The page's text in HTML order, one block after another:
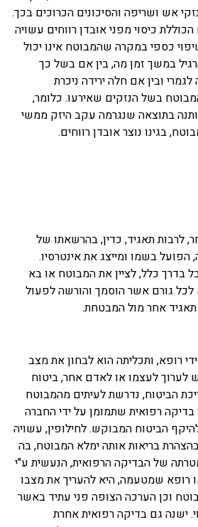
אש ושריפה והסיכונים הכרוכים בכך.
כיסוי מפני אובדן רווחים עשויה
כספי במקרה שהמבוטח אינו יכול
במשך זמן מה, בין אם בשל כך
ובין אם חלה ירידה ניכרת
בשל הנזקים שאירעו. כלומר,
בתוצאה שנגרמה עקב היזק ממשי
בגינו נוצר אובדן רווחים.
לרבות תאגיד, כדין, בהרשאתו של
בשמו ומייצג את אינטרסיו.
בדרך כלל, לציין את המבוטח או בא
לכל גורם אשר הוסמך והורשה לפעול
אחר מול המבטחת.
רופא, ותכליתה הוא לבחון את מצב
לעצמו או לאדם אחר, ביטוח
הביטוח, נדרשת לעיתים מהמבוטח
בדיקה רפואית שתמומן על ידי החברה
הביטוח המבוקש. לחילופין, עשויה
בריאות אותה ימלא המבוטח, בה
של הבדיקה הרפואית, הנעשית ע"י
רופא שמטעמה, היא להעריך את מצבו
וכן הערכה הצופה פני עתיד באשר
ישנה גם בדיקה רפואית אחרת